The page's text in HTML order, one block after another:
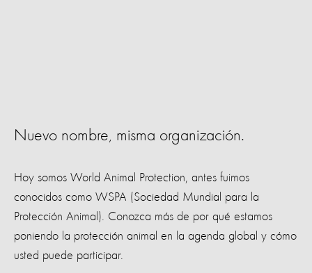
Nuevo nombre, misma organización.
Hoy somos World Animal Protection, antes fuimos
conocidos como WSPA (Sociedad Mundial para la
Protección Animal). Conozca más de por qué estamos
poniendo la protección animal en la agenda global y cómo
usted puede participar.